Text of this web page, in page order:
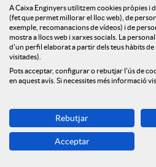
t
i
a
2026 marcada per la
l’estabilitat econòmica
Caixa Enginyers preveu
l’estabilitat econòmica
A Caixa Enginyers utilitzem cookies pròpies i
(fet que permet millorar el lloc web), de
exemple, recomanacions de vídeos) i de
mostra a llocs web i xarxes socials. La
d'un perfil elaborat a partir dels teus hàbits de
visitades).
Pots acceptar, configurar o rebutjar l'ús de
en aquest avís. Si necessites més informació
Rebutjar
Acceptar